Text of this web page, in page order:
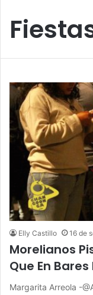
Elly Castillo 16 de
Morelianos
Que En Bares
Margarita Arreola -